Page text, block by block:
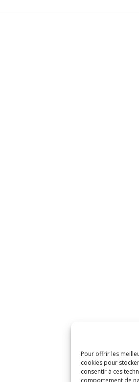
Pour offrir les
cookies pour
consentir à ces
comportement de